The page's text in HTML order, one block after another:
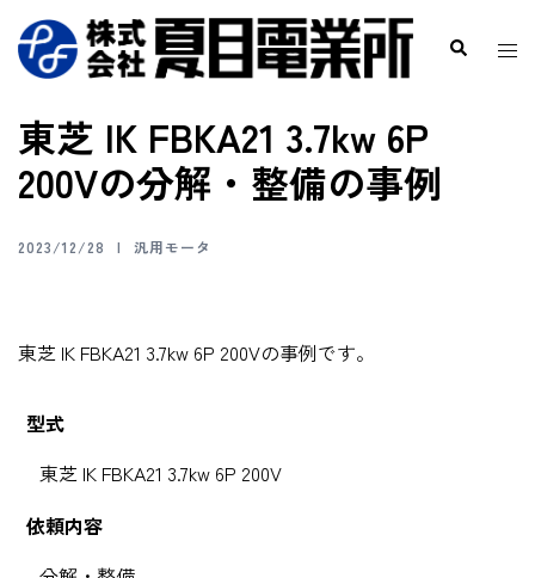
東芝 IK FBKA21 3.7kw 6P
200Vの分解・整備の事例
2023/12/28 汎用モータ
東芝 IK FBKA21 3.7kw 6P 200Vの事例です。
型式
東芝 IK FBKA21 3.7kw 6P 200V
依頼内容